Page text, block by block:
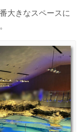
大きなスペースに